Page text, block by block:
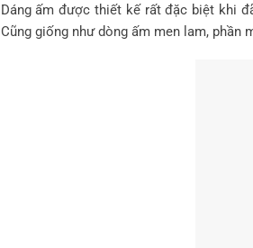
Dáng ấm được thiết kế rất đặc biệt khi
Cũng giống như dòng ấm men lam, phần